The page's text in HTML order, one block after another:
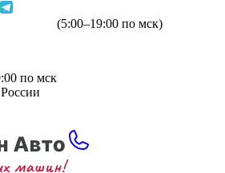
по мск
(5:00–19:00 по мск)